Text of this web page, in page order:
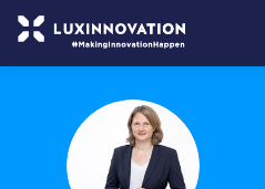
MS